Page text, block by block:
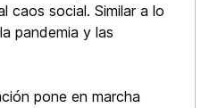
social. Similar a lo
pandemia y las
pone en marcha